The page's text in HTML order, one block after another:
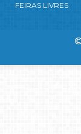
FEIRAS LIVRES